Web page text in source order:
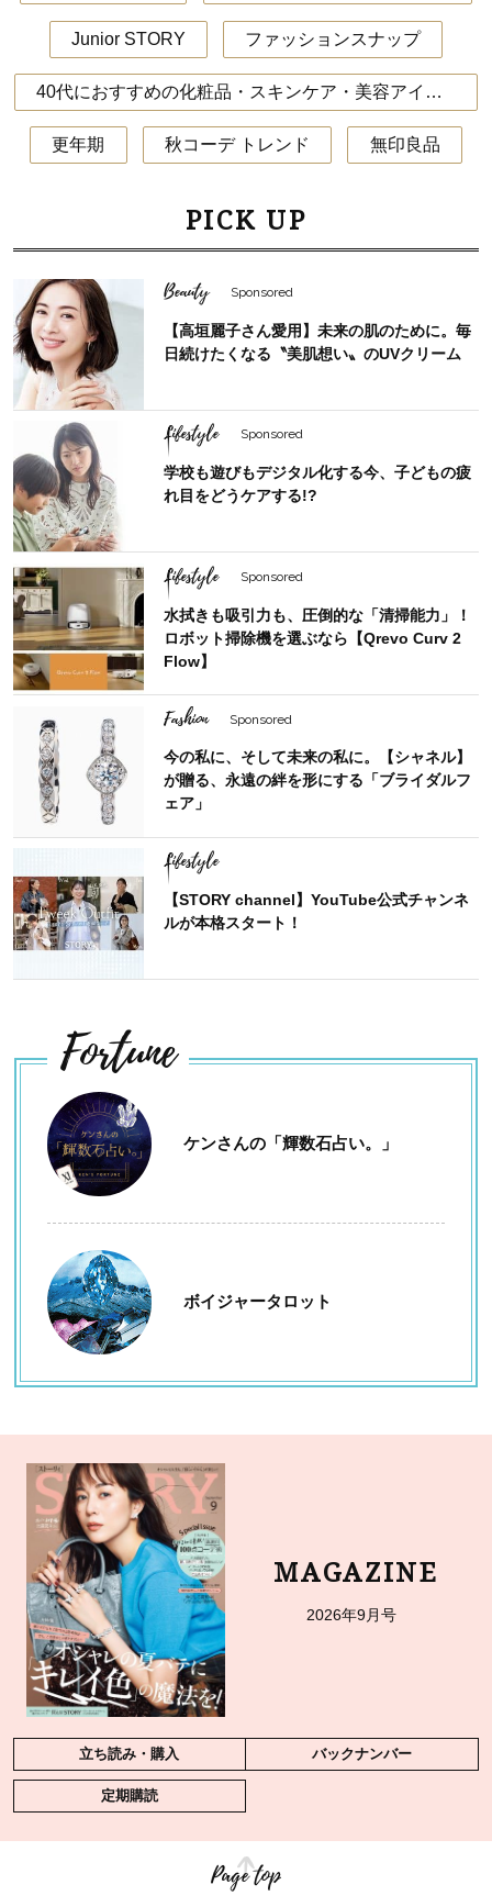
Junior STORY ファッションスナップ
40代におすすめの化粧品・スキンケア・美容アイテム
更年期 秋コーデ トレンド 無印良品
PICK UP
Beauty Sponsored
【高垣麗子さん愛用】未来の肌のために。毎
日続けたくなる〝美肌想い〟のUVクリーム
Lifestyle Sponsored
学校も遊びもデジタル化する今、子どもの疲
れ目をどうケアする!?
Lifestyle Sponsored
水拭きも吸引力も、圧倒的な「清掃能力」！
ロボット掃除機を選ぶなら【Qrevo Curv 2
Flow】
Fashion Sponsored
今の私に、そして未来の私に。【シャネル】
が贈る、永遠の絆を形にする「ブライダルフ
ェア」
Lifestyle
【STORY channel】YouTube公式チャンネ
ルが本格スタート！
Fortune
ケンさんの「輝数石占い。」
ボイジャータロット
MAGAZINE
2026年9月号
立ち読み・購入 バックナンバー
定期購読
Page top